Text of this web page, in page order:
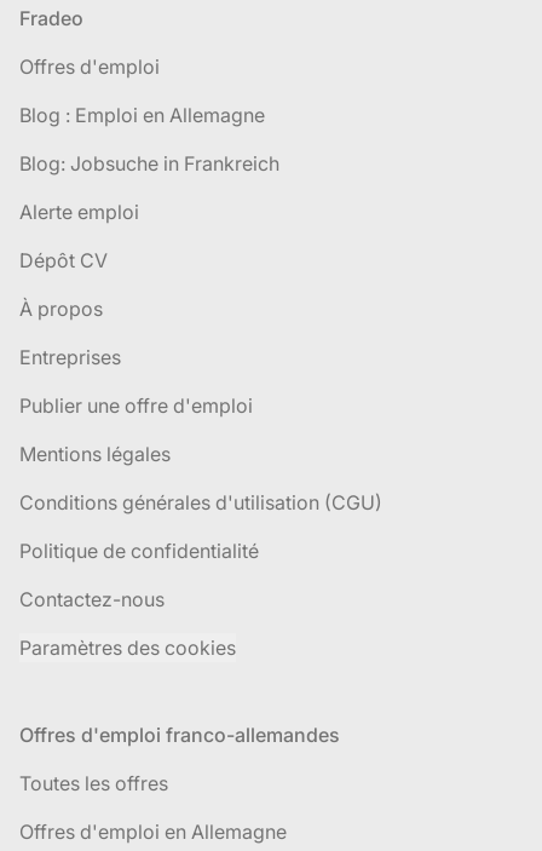
Pied de page
Fradeo
Offres d'emploi
Blog : Emploi en Allemagne
Blog: Jobsuche in Frankreich
Alerte emploi
Dépôt CV
À propos
Entreprises
Publier une offre d'emploi
Mentions légales
Conditions générales d'utilisation (CGU)
Politique de confidentialité
Contactez-nous
Paramètres des cookies
Offres d'emploi franco-allemandes
Toutes les offres
Offres d'emploi en Allemagne